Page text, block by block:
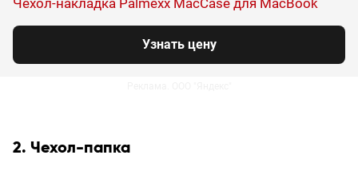
Чехол-накладка Palmexx MacCase для MacBook
Узнать цену
2. Чехол-папка